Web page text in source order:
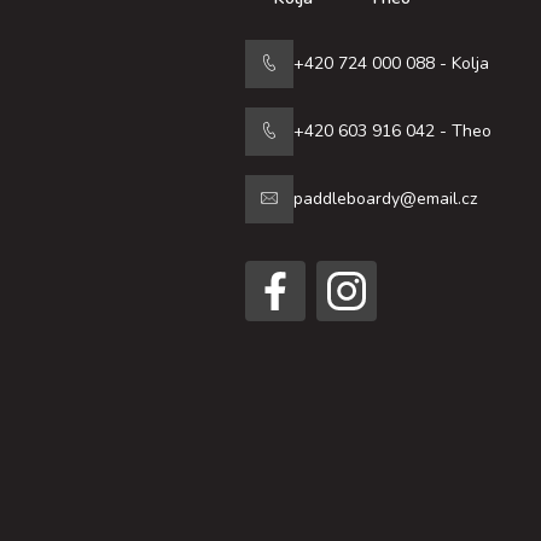
+420 724 000 088 - Kolja
+420 603 916 042 - Theo
paddleboardy@email.cz